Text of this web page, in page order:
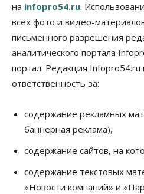
на infopro54.ru.
всех фото и видео-
письменного разрешения
аналитического портала
портал. Редакция Infopro54.ru
ответственность за:
содержание рекламных
баннерная реклама),
содержание сайтов, на
содержание текстовых
«Новости компаний» и